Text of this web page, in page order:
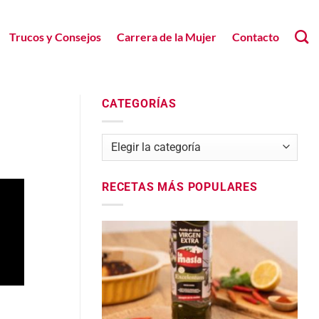
Trucos y Consejos Carrera de la Mujer Contacto
CATEGORÍAS
Categorías
RECETAS MÁS POPULARES